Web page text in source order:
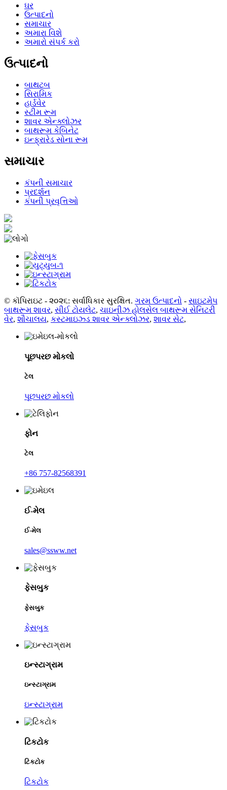
ઘર
ઉત્પાદનો
સમાચાર
અમારા વિશે
અમારો સંપર્ક કરો
ઉત્પાદનો
બાથટબ
સિરામિક
હાર્ડવેર
સ્ટીમ રૂમ
શાવર એન્ક્લોઝર
બાથરૂમ કેબિનેટ
ઇન્ફ્રારેડ સોના રૂમ
સમાચાર
કંપની સમાચાર
પ્રદર્શન
કંપની પ્રવૃત્તિઓ
© કૉપિરાઇટ - ૨૦૨૬: સર્વાધિકાર સુરક્ષિત. ગરમ ઉત્પાદનો - સાઇટમેપ
બાથરૂમ શાવર, સીઈ ટોયલેટ, ચાઇનીઝ હોલસેલ બાથરૂમ સેનિટરી
વેર, શૌચાલય, કસ્ટમાઇઝ્ડ શાવર એન્ક્લોઝર, શાવર સેટ,
પૂછપરછ મોકલો
ટેલ
પૂછપરછ મોકલો
ફોન
ટેલ
+86 757-82568391
ઈ-મેલ
ઈ-મેલ
sales@ssww.net
ફેસબુક
ફેસબુક
ફેસબુક
ઇન્સ્ટાગ્રામ
ઇન્સ્ટાગ્રામ
ઇન્સ્ટાગ્રામ
ટિકટોક
ટિકટોક
ટિકટોક